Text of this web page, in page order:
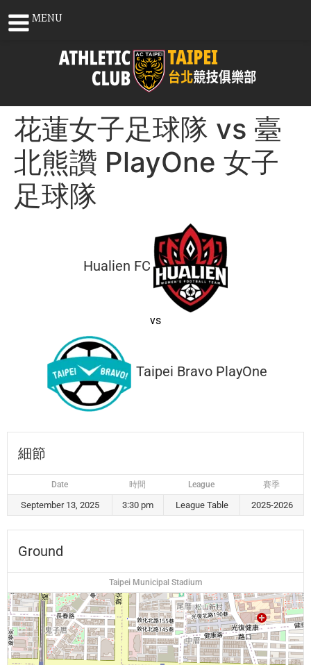
花蓮女子足球隊 vs 臺
北熊讚 PlayOne 女子
足球隊
Hualien FC
vs
Taipei Bravo PlayOne
細節
Date 時間 League 賽季
September 13, 2025 3:30 pm League Table 2025-2026
Ground
Taipei Municipal Stadium
MENU